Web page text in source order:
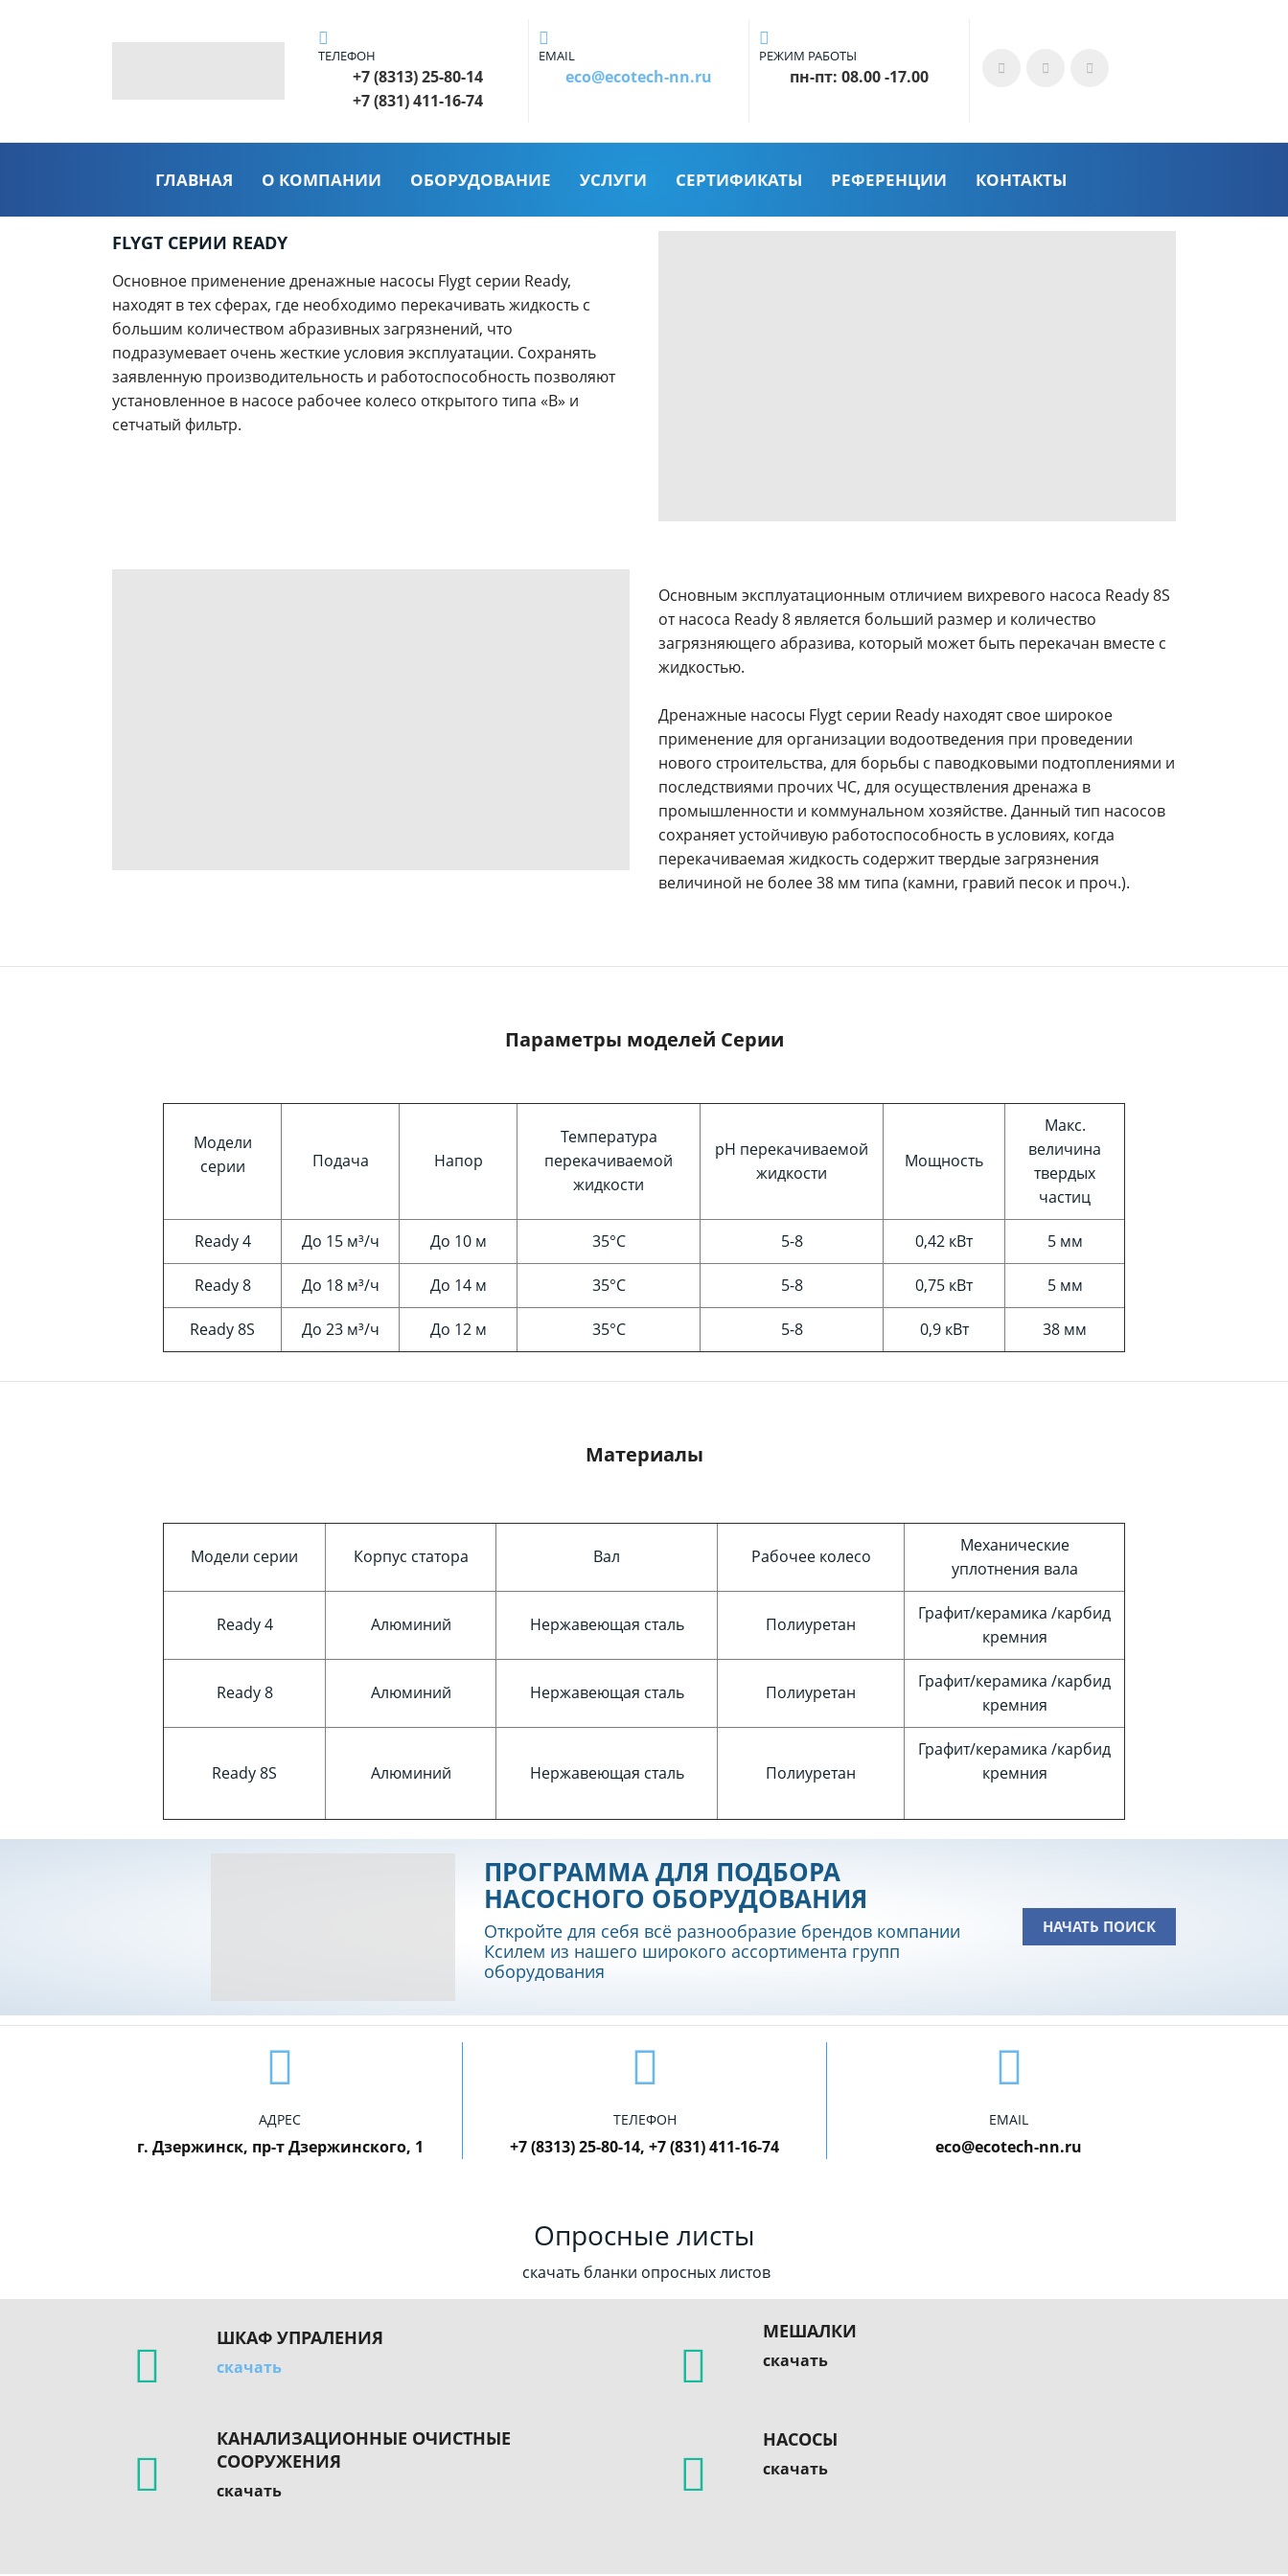
ТЕЛЕФОН
+7 (8313) 25-80-14
+7 (831) 411-16-74
EMAIL
eco@ecotech-nn.ru
РЕЖИМ РАБОТЫ
пн-пт: 08.00 -17.00
ГЛАВНАЯ О КОМПАНИИ ОБОРУДОВАНИЕ УСЛУГИ СЕРТИФИКАТЫ РЕФЕРЕНЦИИ КОНТАКТЫ
FLYGT СЕРИИ READY
Основное применение дренажные насосы Flygt серии Ready,
находят в тех сферах, где необходимо перекачивать жидкость с
большим количеством абразивных загрязнений, что
подразумевает очень жесткие условия эксплуатации. Сохранять
заявленную производительность и работоспособность позволяют
установленное в насосе рабочее колесо открытого типа «В» и
сетчатый фильтр.
Основным эксплуатационным отличием вихревого насоса Ready 8S
от насоса Ready 8 является больший размер и количество
загрязняющего абразива, который может быть перекачан вместе с
жидкостью.
Дренажные насосы Flygt серии Ready находят свое широкое
применение для организации водоотведения при проведении
нового строительства, для борьбы с паводковыми подтоплениями и
последствиями прочих ЧС, для осуществления дренажа в
промышленности и коммунальном хозяйстве. Данный тип насосов
сохраняет устойчивую работоспособность в условиях, когда
перекачиваемая жидкость содержит твердые загрязнения
величиной не более 38 мм типа (камни, гравий песок и проч.).
Параметры моделей Серии
Модели
серии
Подача Напор
Температура
перекачиваемой
жидкости
pH перекачиваемой
жидкости
Мощность
Макс.
величина
твердых
частиц
Ready 4 До 15 м³/ч До 10 м 35°C 5-8 0,42 кВт 5 мм
Ready 8 До 18 м³/ч До 14 м 35°C 5-8 0,75 кВт 5 мм
Ready 8S До 23 м³/ч До 12 м 35°C 5-8 0,9 кВт 38 мм
Материалы
Модели серии Корпус статора Вал Рабочее колесо
Механические
уплотнения вала
Ready 4 Алюминий Нержавеющая сталь Полиуретан
Графит/керамика /карбид
кремния
Ready 8 Алюминий Нержавеющая сталь Полиуретан
Графит/керамика /карбид
кремния
Ready 8S Алюминий Нержавеющая сталь Полиуретан
Графит/керамика /карбид
кремния
ПРОГРАММА ДЛЯ ПОДБОРА
НАСОСНОГО ОБОРУДОВАНИЯ
Откройте для себя всё разнообразие брендов компании
Ксилем из нашего широкого ассортимента групп
оборудования
НАЧАТЬ ПОИСК
АДРЕС
г. Дзержинск, пр-т Дзержинского, 1
ТЕЛЕФОН
+7 (8313) 25-80-14, +7 (831) 411-16-74
EMAIL
eco@ecotech-nn.ru
Опросные листы
скачать бланки опросных листов
ШКАФ УПРАЛЕНИЯ
скачать
МЕШАЛКИ
скачать
КАНАЛИЗАЦИОННЫЕ ОЧИСТНЫЕ
СООРУЖЕНИЯ
скачать
НАСОСЫ
скачать